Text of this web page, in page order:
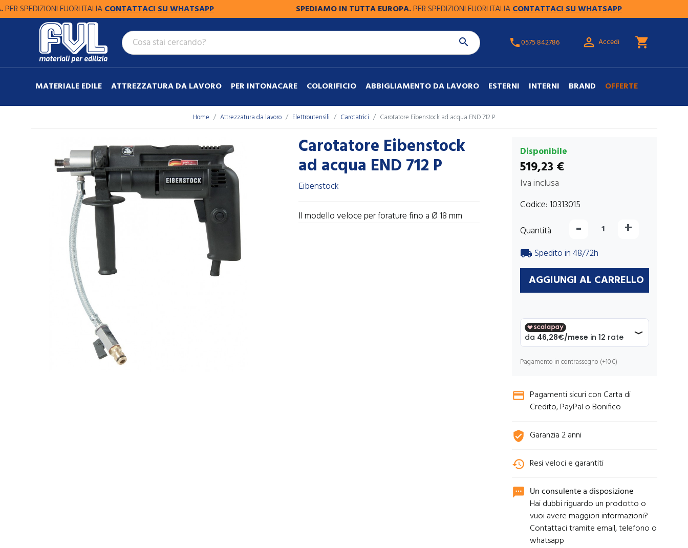
FUORI ITALIACONTATTACI SU WHATSAPP SPEDIAMO IN TUTTA EUROPA.PER SPEDIZIONI FUORI ITALIACONTATTACI SU WHATSAPP
 phone0575 842786  Accedi shopping_cart
MATERIALE EDILE ATTREZZATURA DA LAVORO PER INTONACARE COLORIFICIO ABBIGLIAMENTO DA LAVORO ESTERNI INTERNI BRAND OFFERTE
Home Attrezzatura da lavoro Elettroutensili Carotatrici Carotatore Eibenstock ad acqua END 712 P
Carotatore Eibenstock
ad acqua END 712 P
Eibenstock
Il modello veloce per forature fino a Ø 18 mm
Disponibile
519,23 €
Iva inclusa
Codice:10313015
Quantità
- +
local_shipping Spedito in 48/72h
AGGIUNGI AL CARRELLO
Pagamento in contrassegno (+10€)
credit_card Pagamenti sicuri con Carta di
Credito, PayPal o Bonifico
verified_user Garanzia 2 anni
history Resi veloci e garantiti
sms Un consulente a disposizione
Hai dubbi riguardo un prodotto o
vuoi avere maggiori informazioni?
Contattaci tramite email, telefono o
whatsapp